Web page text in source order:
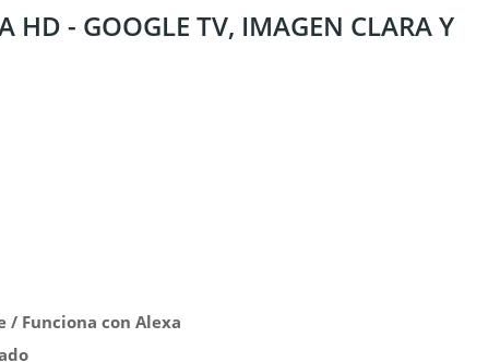
HD - GOOGLE TV, IMAGEN CLARA Y
/ Funciona con Alexa